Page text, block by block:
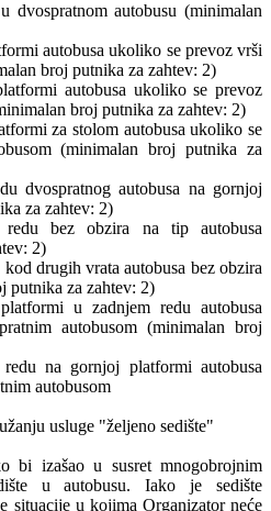
dvospratnom autobusu (minimalan
autobusa ukoliko se prevoz vrši
broj putnika za zahtev: 2)
autobusa ukoliko se prevoz
broj putnika za zahtev: 2)
za stolom autobusa ukoliko se
(minimalan broj putnika za
dvospratnog autobusa na gornjoj
za zahtev: 2)
bez obzira na tip autobusa
2)
drugih vrata autobusa bez obzira
putnika za zahtev: 2)
u zadnjem redu autobusa
autobusom (minimalan broj
na gornjoj platformi autobusa
autobusom
usluge "željeno sedište"
bi izašao u susret mnogobrojnim
u autobusu. Iako je sedište
situacije u kojima Organizator neće